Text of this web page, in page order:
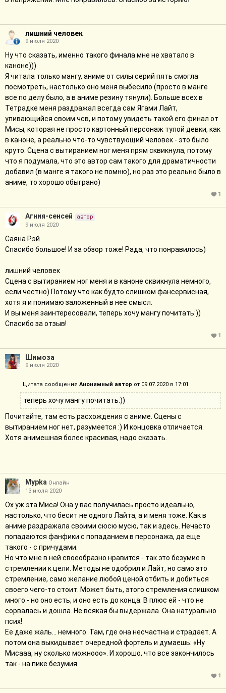
лишний человек
9 июля 2020
Ну что сказать, именно такого финала мне не хватало в
каноне)))
Я читала только мангу, аниме от силы серий пять смогла
посмотреть, настолько оно меня выбесило (просто в манге
все по делу было, а в аниме резину тянули). Больше всех в
Тетрадке меня раздражал всегда сам Ягами Лайт,
упивающийся своим чсв, и потому увидеть такой его финал от
Мисы, которая не просто картонный персонаж тупой девки, как
в каноне, а реально что-то чувствующий человек - это было
круто. Сцена с вытиранием ног меня прям сквикнула, потому
что я подумала, что это автор сам такого для драматичности
добавил (в манге я такого не помню), но раз это реально было в
аниме, то хорошо обыграно)
1
Агния-сенсей
автор
9 июля 2020
Саяна Рэй
Спасибо большое! И за обзор тоже! Рада, что понравилось)
лишний человек
Сцена с вытиранием ног меня и в каноне сквикнула немного,
если честно) Потому что как будто слишком фансервисная,
хотя я и понимаю заложенный в нее смысл.
И вы меня заинтересовали, теперь хочу мангу почитать:))
Спасибо за отзыв!
1
Шимоза
9 июля 2020
Цитата сообщения Анонимный автор от 09.07.2020 в 17:01
теперь хочу мангу почитать:))
Почитайте, там есть расхождения с аниме. Сцены с
вытиранием ног нет, разумеется :) И концовка отличается.
Хотя анимешная более красивая, надо сказать.
Мурkа Онлайн
13 июля 2020
Ох уж эта Миса! Она у вас получилась просто идеально,
настолько, что бесит не одного Лайта, а и меня тоже. Как в
аниме раздражала своими сюсю мусю, так и здесь. Нечасто
попадаются фанфики с попаданием в персонажа, да еще
такого - с причудами.
Но что мне в ней своеобразно нравится - так это безумие в
стремлении к цели. Методы не одобрил и Лайт, но само это
стремление, само желание любой ценой отбить и добиться
своего чего-то стоит. Может быть, этого стремления слишком
много - но оно есть, и оно есть до конца. В плюс ей - что не
сорвалась и дошла. Не всякая бы выдержала. Она натурально
псих!
Ее даже жаль... немного. Там, где она несчастна и страдает. А
потом она выкидывает очередной фортель и думаешь: «Ну
Мисааа, ну сколько можнооо». И хорошо, что все закончилось
так - на пике безумия.
1